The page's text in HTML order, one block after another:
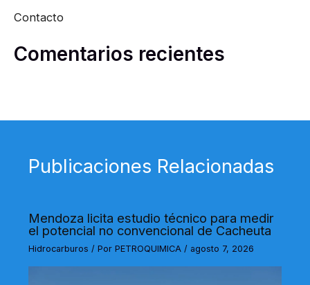
Contacto
Comentarios recientes
Publicaciones Relacionadas
Mendoza licita estudio técnico para medir
el potencial no convencional de Cacheuta
Hidrocarburos / PorPETROQUIMICA / agosto 7, 2026